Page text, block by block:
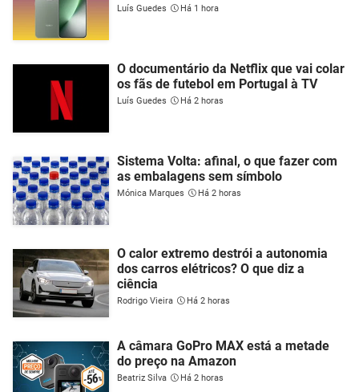
Luís Guedes Há 1 hora
O documentário da Netflix que vai colar
os fãs de futebol em Portugal à TV
Luís Guedes Há 2 horas
Sistema Volta: afinal, o que fazer com
as embalagens sem símbolo
Mónica Marques Há 2 horas
O calor extremo destrói a autonomia
dos carros elétricos? O que diz a
ciência
Rodrigo Vieira Há 2 horas
A câmara GoPro MAX está a metade
do preço na Amazon
Beatriz Silva Há 2 horas